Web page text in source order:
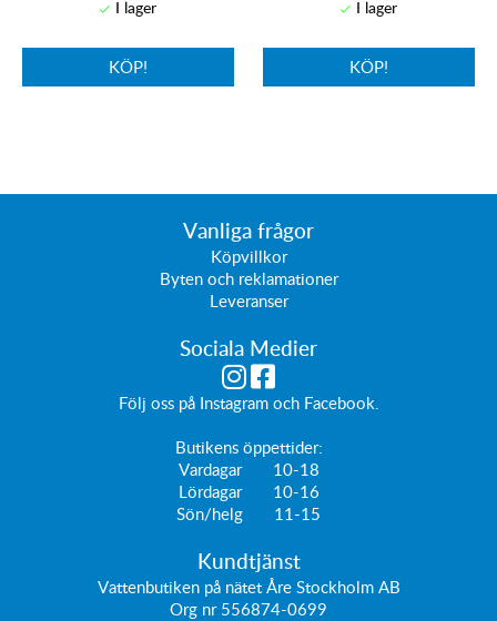
KÖP! KÖP!
Vanliga frågor
Köpvillkor
Byten och reklamationer
Leveranser
Sociala Medier
Följ oss på Instagramoch Facebook
Butikens öppettider:
Vardagar 10-18
Lördagar 10-16
Sön/helg 11-15
Kundtjänst
Vattenbutiken på nätet Åre Stockholm AB
Org nr 556874-0699